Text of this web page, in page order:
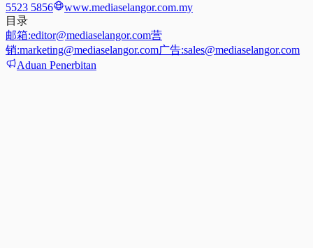
5523 5856
www.mediaselangor.com.my
目录
邮箱:editor@mediaselangor.com营
销:marketing@mediaselangor.com广告:sales@mediaselangor.com
Aduan Penerbitan